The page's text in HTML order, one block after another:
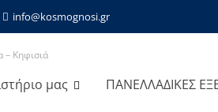
info@kosmognosi.gr
μας ΠΑΝΕΛΛΑΔΙΚΕΣ